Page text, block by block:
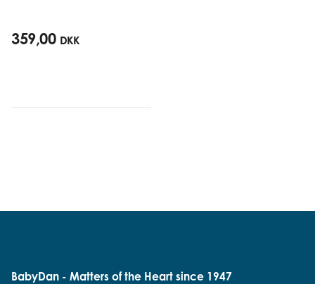
359,00 DKK
BabyDan - Matters of the Heart since 1947